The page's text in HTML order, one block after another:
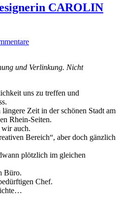
CAROLIN
und Verlinkung. Nicht
uns zu treffen und
Zeit in der schönen Stadt am
Rhein-Seiten.
auch.
Bereich“, aber doch gänzlich
plötzlich im gleichen
Büro.
Chef.